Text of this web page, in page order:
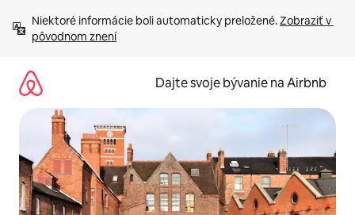
obsah.
Niektoré informácie boli automaticky preložené. Zobraziť v
pôvodnom znení
Dajte svoje bývanie na Airbnb